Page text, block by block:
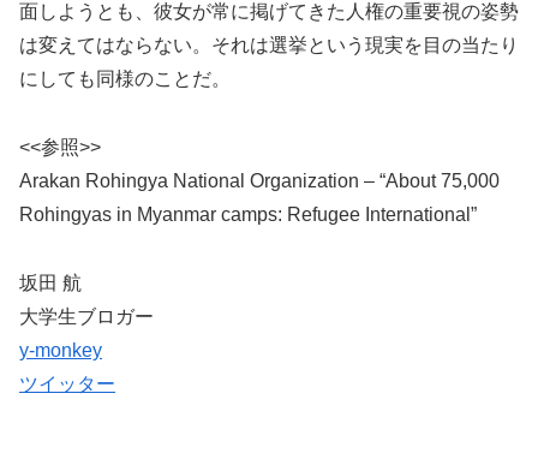
面しようとも、彼女が常に掲げてきた人権の重要視の姿勢
は変えてはならない。それは選挙という現実を目の当たり
にしても同様のことだ。
<<参照>>
Arakan Rohingya National Organization – “About 75,000
Rohingyas in Myanmar camps: Refugee International”
坂田 航
大学生ブロガー
y-monkey
ツイッター